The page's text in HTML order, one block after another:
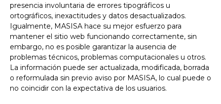
presencia involuntaria de errores tipográficos u
ortográficos, inexactitudes y datos desactualizados.
Igualmente, MASISA hace su mejor esfuerzo para
mantener el sitio web funcionando correctamente, sin
embargo, no es posible garantizar la ausencia de
problemas técnicos, problemas computacionales u otros.
La información puede ser actualizada, modificada, borrada
o reformulada sin previo aviso por MASISA, lo cual puede o
no coincidir con la expectativa de los usuarios.